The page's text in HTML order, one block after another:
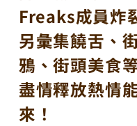
Freaks成員炸
另彙集饒舌、
鴉、街頭美食
盡情釋放熱情
來！